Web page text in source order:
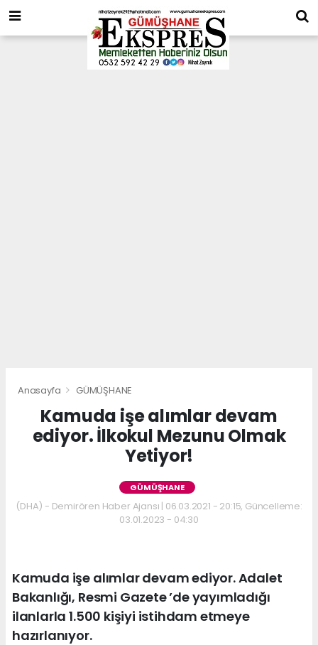
Anasayfa GÜMÜŞHANE
Kamuda işe alımlar devam
ediyor. İlkokul Mezunu Olmak
Yetiyor!
GÜMÜŞHANE
(DHA) - Demirören Haber Ajansı | 06.03.2021 - 20:15, Güncelleme:
03.01.2023 - 04:30
Kamuda işe alımlar devam ediyor. Adalet
Bakanlığı, Resmi Gazete ’de yayımladığı
ilanlarla 1.500 kişiyi istihdam etmeye
hazırlanıyor.